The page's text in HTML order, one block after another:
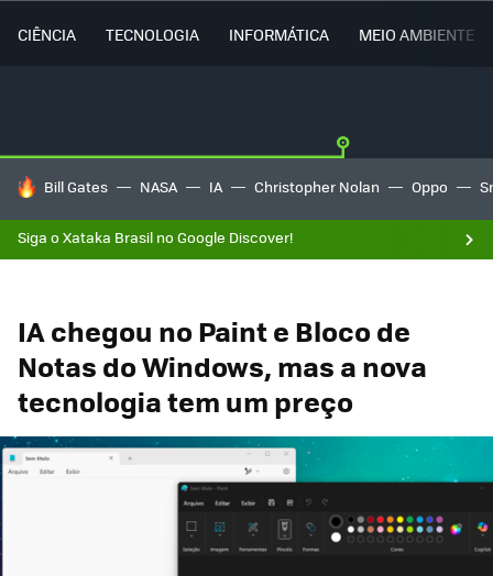
CIÊNCIA TECNOLOGIA INFORMÁTICA MEIO AMBIENTE
TENDÊNCIAS DO DIA
Bill Gates NASA IA Christopher Nolan Oppo
Siga o Xataka Brasil no Google Discover!
IA chegou no Paint e Bloco de
Notas do Windows, mas a nova
tecnologia tem um preço